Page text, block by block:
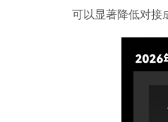
可以显著降低对接